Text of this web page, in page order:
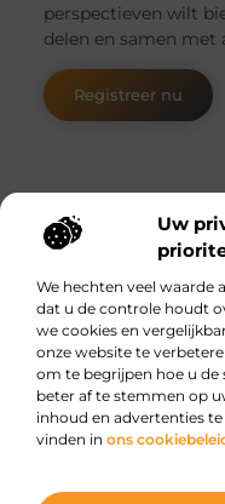
Uw
We hechten veel waarde
dat u de controle houdt
we cookies en
onze website te
om te begrijpen hoe u
beter af te stemmen op
inhoud en advertenties
vinden in ons
perspectieven wilt
delen en samen met
Registreer nu
Main Links
Dagelijkse